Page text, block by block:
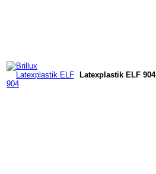
Latexplastik ELF 904